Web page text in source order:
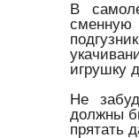
В
игрушку
Не
должны
прятать